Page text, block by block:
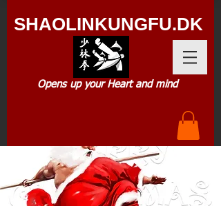
SHAOLINKUNGFU.DK
Opens up your Heart and mind